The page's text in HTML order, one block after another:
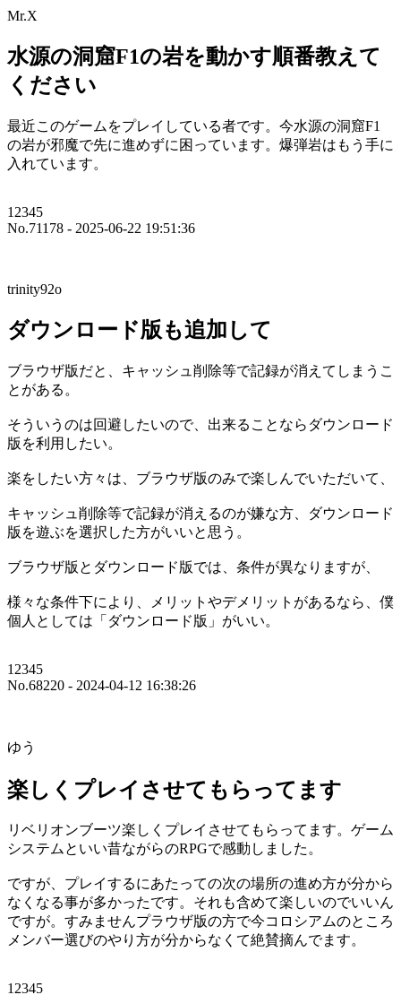
Mr.X
水源の洞窟F1の岩を動かす順番教えて
ください
最近このゲームをプレイしている者です。今水源の洞窟F1
の岩が邪魔で先に進めずに困っています。爆弾岩はもう手に
入れています。
12345
No.71178 - 2025-06-22 19:51:36
trinity92o
ダウンロード版も追加して
ブラウザ版だと、キャッシュ削除等で記録が消えてしまうこ
とがある。
そういうのは回避したいので、出来ることならダウンロード
版を利用したい。
楽をしたい方々は、ブラウザ版のみで楽しんでいただいて、
キャッシュ削除等で記録が消えるのが嫌な方、ダウンロード
版を遊ぶを選択した方がいいと思う。
ブラウザ版とダウンロード版では、条件が異なりますが、
様々な条件下により、メリットやデメリットがあるなら、僕
個人としては「ダウンロード版」がいい。
12345
No.68220 - 2024-04-12 16:38:26
ゆう
楽しくプレイさせてもらってます
リベリオンブーツ楽しくプレイさせてもらってます。ゲーム
システムといい昔ながらのRPGで感動しました。
ですが、プレイするにあたっての次の場所の進め方が分から
なくなる事が多かったです。それも含めて楽しいのでいいん
ですが。すみませんプラウザ版の方で今コロシアムのところ
メンバー選びのやり方が分からなくて絶賛摘んでます。
12345